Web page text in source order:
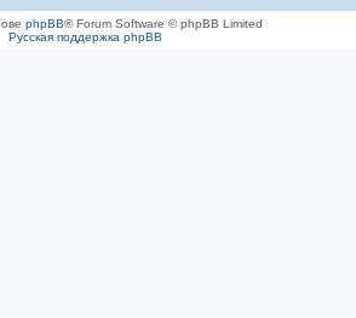
phpBB® Forum Software © phpBB Limited
Русская поддержка phpBB